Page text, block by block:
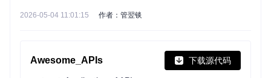
2026-05-04 11:01:15 作者：管翌锬
Awesome_APIs 下载源代码